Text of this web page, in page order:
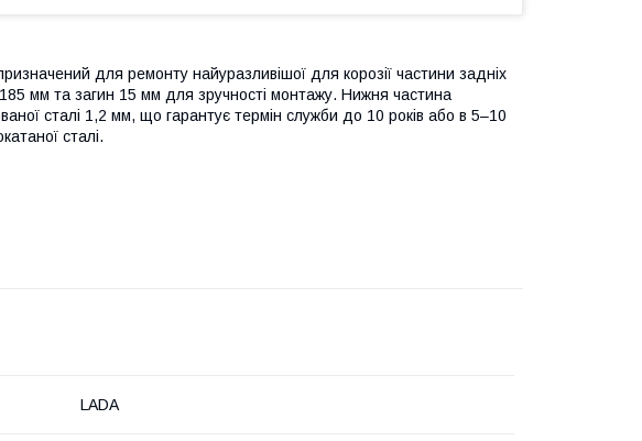
для ремонту найуразливішої для корозії частини задніх
мм та загин 15 мм для зручності монтажу. Нижня частина
сталі 1,2 мм, що гарантує термін служби до 10 років або в 5–10
сталі.
LADA